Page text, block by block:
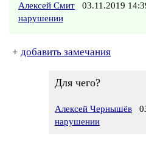
Алексей Смит 03.11.2019
нарушении
+ добавить замечания
Для чего?
Алексей Чернышёв
нарушении